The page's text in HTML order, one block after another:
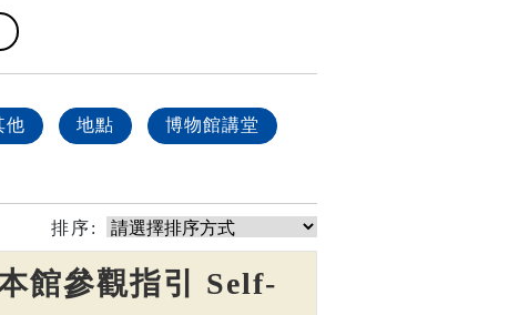
他 地點 博物館講堂
排序:
館參觀指引 Self-